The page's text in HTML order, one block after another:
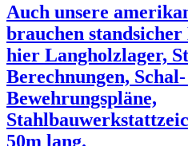
Auch unsere
brauchen
hier Langholzlager,
Berechnungen,
Bewehrungspläne,
50m lang.